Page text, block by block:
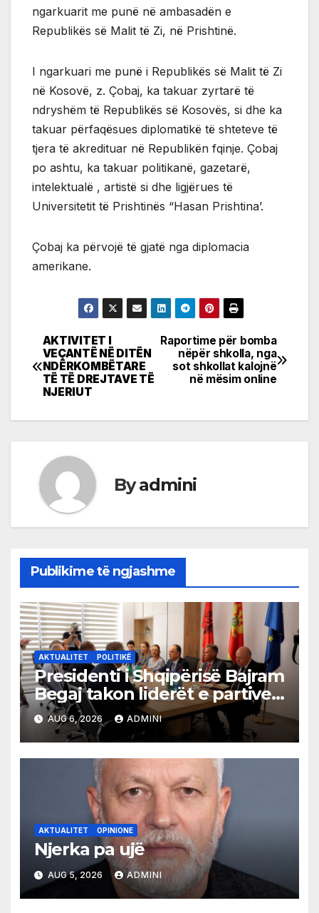
ngarkuarit me punë në ambasadën e
Republikës së Malit të Zi, në Prishtinë.
I ngarkuari me punë i Republikës së Malit të Zi
në Kosovë, z. Çobaj, ka takuar zyrtarë të
ndryshëm të Republikës së Kosovës, si dhe ka
takuar përfaqësues diplomatikë të shteteve të
tjera të akredituar në Republikën fqinje. Çobaj
po ashtu, ka takuar politikanë, gazetarë,
intelektualë , artistë si dhe ligjërues të
Universitetit të Prishtinës “Hasan Prishtina’.
Çobaj ka përvojë të gjatë nga diplomacia
amerikane.
Post
navigation
Raportime për bomba
nëpër shkolla, nga
sot shkollat kalojnë
në mësim online
AKTIVITET I
VEÇANTË NË DITËN
NDËRKOMBËTARE
TË TË DREJTAVE TË
NJERIUT
Byadmini
Publikime të ngjashme
AKTUALITET POLITIKË
Presidenti i Shqipërisë Bajram
Begaj takon liderët e partive
shqiptare në Ulqin
AUG 6, 2026 ADMINI
AKTUALITET OPINIONE
Njerka pa ujë
AUG 5, 2026 ADMINI